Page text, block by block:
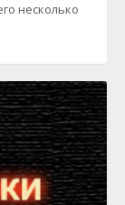
несколько